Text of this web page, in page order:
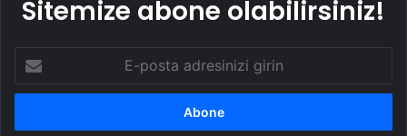
Sitemize abone olabilirsiniz!
posta
adresinizi